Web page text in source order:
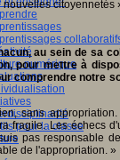
numérique
pour la classe
citoyennetés
au sein de sa
pour mettre à
comprendre notre
sans
fragile. Les échecs
pas responsable
de l'appropriation. »